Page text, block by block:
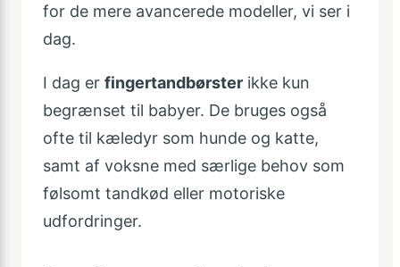
for de mere avancerede modeller, vi ser i
dag.
I dag er fingertandbørster ikke kun
begrænset til babyer. De bruges også
ofte til kæledyr som hunde og katte,
samt af voksne med særlige behov som
følsomt tandkød eller motoriske
udfordringer.